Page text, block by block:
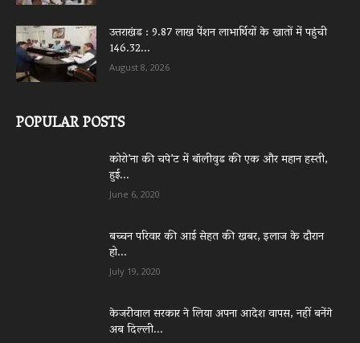
उत्तराखंड : 9.87 लाख पेंशन लाभार्थियों के खातों में पहुंची
146.32...
August 8, 2026
POPULAR POSTS
कोरो’ना की चपे’ट में बॉलीवुड की एक और महान हस्ती,
हुई...
June 6, 2020
बच्चन परिवार की आई सेहत की खबर, इलाज के दौरान
हो...
July 19, 2020
केजरीवाल सरकार ने लिया अपना आदेश वापस, नहीं बनेंगे
अब दिल्ली...